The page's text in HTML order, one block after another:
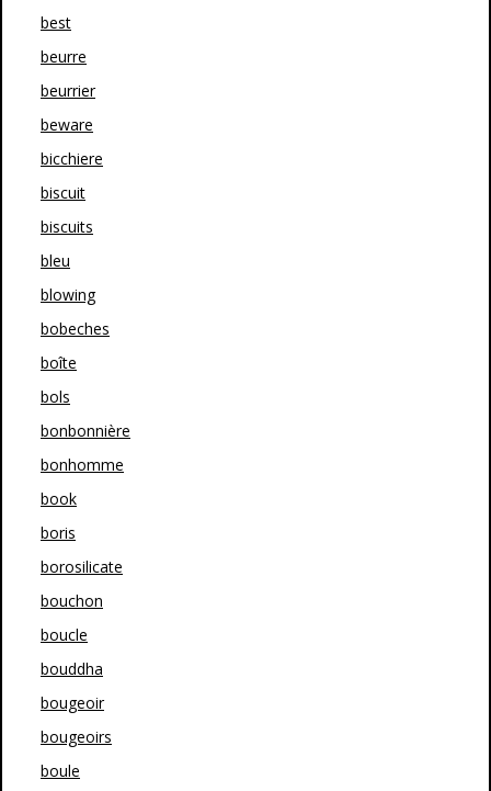
best
beurre
beurrier
beware
bicchiere
biscuit
biscuits
bleu
blowing
bobeches
boîte
bols
bonbonnière
bonhomme
book
boris
borosilicate
bouchon
boucle
bouddha
bougeoir
bougeoirs
boule